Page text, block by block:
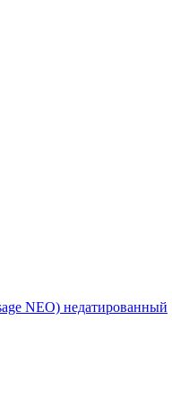
NEO) недатированный